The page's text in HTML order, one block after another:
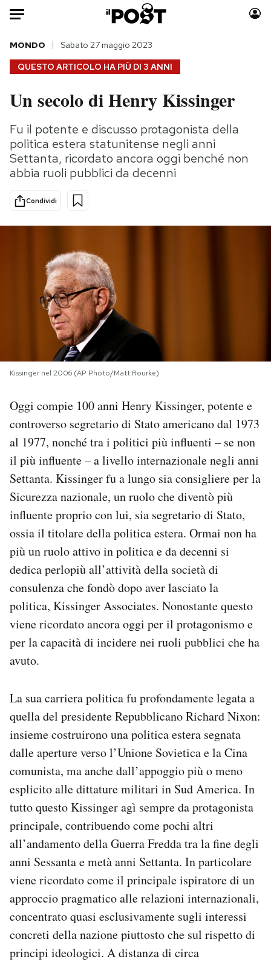
Auto
HOME
Italia
Politica
Tecnologia
Internet
Scienza
Cultura
Economia
Moda
Consumismi
Storie/Idee
Ok Boomer!
Altrecose
PODCAST
NEWSLETTER
I MIEI PREFERITI
SHOP
CALENDARIO
AREA PERSONALE
Area Personale
Newsletter
Notifiche mobile
Regala il Post
Hai bisogno di aiuto?
Esci
QUESTO ARTICOLO HA PIÙ DI 3 ANNI
MONDO Sabato 27 maggio 2023
Un secolo di Henry Kissinger
Fu il potente e discusso protagonista della
politica estera statunitense negli anni
Settanta, ricordato ancora oggi benché non
abbia ruoli pubblici da decenni
Condividi
Kissinger nel 2006 (AP Photo/Matt Rourke)
Oggi compie 100 anni Henry Kissinger, potente e
controverso segretario di Stato americano dal 1973
al 1977, nonché tra i politici più influenti – se non
il più influente – a livello internazionale negli anni
Settanta. Kissinger fu a lungo sia consigliere per la
Sicurezza nazionale, un ruolo che diventò più
influente proprio con lui, sia segretario di Stato,
ossia il titolare della politica estera. Ormai non ha
più un ruolo attivo in politica e da decenni si
dedica perlopiù all’attività della società di
consulenza che fondò dopo aver lasciato la
politica, Kissinger Associates. Nonostante questo
viene ricordato ancora oggi per il protagonismo e
per la capacità di incidere nei ruoli pubblici che ha
avuto.
La sua carriera politica fu profondamente legata a
quella del presidente Repubblicano Richard Nixon:
insieme costruirono una politica estera segnata
dalle aperture verso l’Unione Sovietica e la Cina
comunista, ma anche dall’appoggio più o meno
esplicito alle dittature militari in Sud America. In
tutto questo Kissinger agì sempre da protagonista
principale, contribuendo come pochi altri
all’andamento della Guerra Fredda tra la fine degli
anni Sessanta e metà anni Settanta. In particolare
viene ricordato come il principale ispiratore di un
approccio pragmatico alle relazioni internazionali,
concentrato quasi esclusivamente sugli interessi
concreti della nazione piuttosto che sul rispetto di
principi ideologici. A distanza di circa